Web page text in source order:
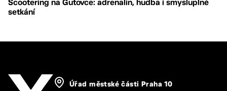
Scootering na Gutovce: adrenalin, hudba i smysluplné
setkání
Úřad městské části Praha 10